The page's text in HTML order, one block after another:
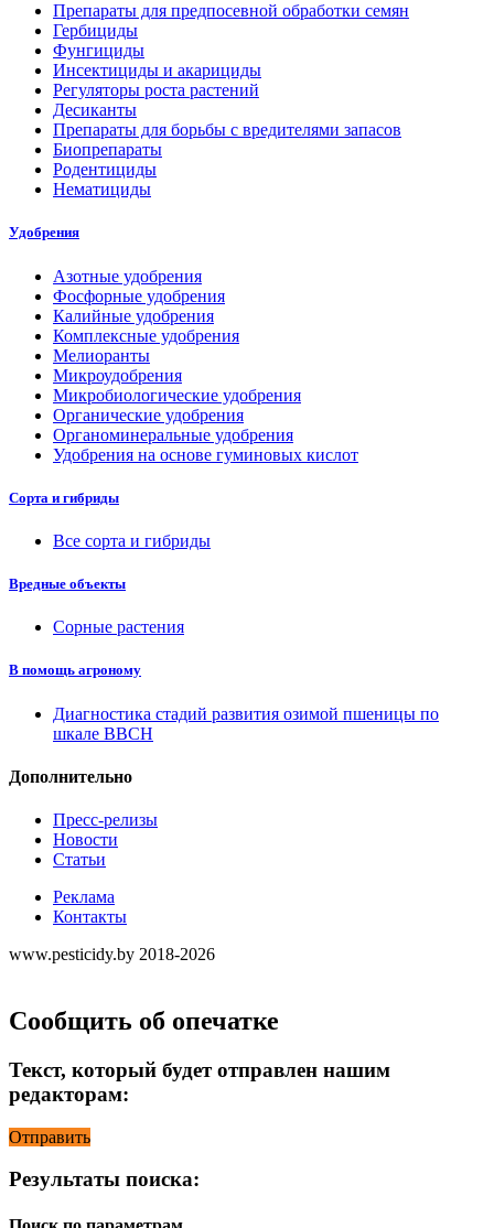
Препараты для предпосевной обработки семян
Гербициды
Фунгициды
Инсектициды и акарициды
Регуляторы роста растений
Десиканты
Препараты для борьбы с вредителями запасов
Биопрепараты
Родентициды
Нематициды
Удобрения
Азотные удобрения
Фосфорные удобрения
Калийные удобрения
Комплексные удобрения
Мелиоранты
Микроудобрения
Микробиологические удобрения
Органические удобрения
Органоминеральные удобрения
Удобрения на основе гуминовых кислот
Сорта и гибриды
Все сорта и гибриды
Вредные объекты
Сорные растения
В помощь агроному
Диагностика стадий развития озимой пшеницы по
шкале ВВСН
Дополнительно
Пресс-релизы
Новости
Статьи
Реклама
Контакты
www.pesticidy.by 2018-2026
Сообщить об опечатке
Текст, который будет отправлен нашим
редакторам:
Отправить
Результаты поиска: